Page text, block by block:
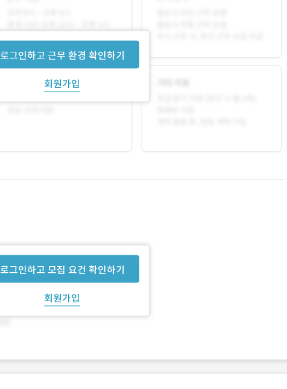
로그인하고 근무 환경 확인하기
회원가입
로그인하고 모집 요건 확인하기
회원가입